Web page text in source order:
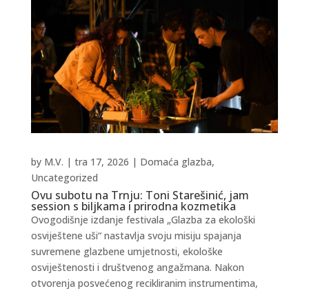
Ovu subotu na Trnju: Toni Starešinić, jam
session s biljkama i prirodna kozmetika
by M.V. | tra 17, 2026 | Domaća glazba,
Uncategorized
Ovogodišnje izdanje festivala „Glazba za ekološki
osviještene uši“ nastavlja svoju misiju spajanja
suvremene glazbene umjetnosti, ekološke
osviještenosti i društvenog angažmana. Nakon
otvorenja posvećenog recikliranim instrumentima,